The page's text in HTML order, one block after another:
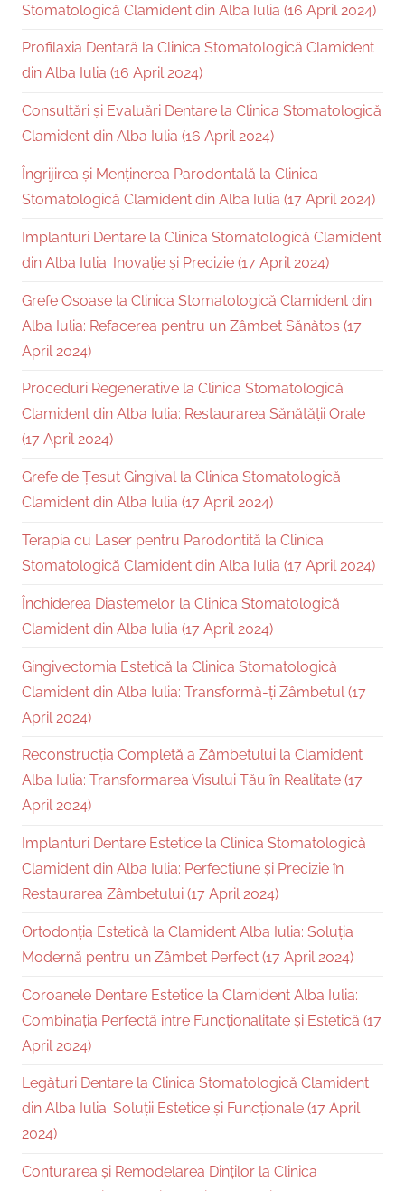
Stomatologică Clamident din Alba Iulia (16 April 2024)
Profilaxia Dentară la Clinica Stomatologică Clamident
din Alba Iulia (16 April 2024)
Consultări și Evaluări Dentare la Clinica Stomatologică
Clamident din Alba Iulia (16 April 2024)
Îngrijirea și Menținerea Parodontală la Clinica
Stomatologică Clamident din Alba Iulia (17 April 2024)
Implanturi Dentare la Clinica Stomatologică Clamident
din Alba Iulia: Inovație și Precizie (17 April 2024)
Grefe Osoase la Clinica Stomatologică Clamident din
Alba Iulia: Refacerea pentru un Zâmbet Sănătos (17
April 2024)
Proceduri Regenerative la Clinica Stomatologică
Clamident din Alba Iulia: Restaurarea Sănătății Orale
(17 April 2024)
Grefe de Țesut Gingival la Clinica Stomatologică
Clamident din Alba Iulia (17 April 2024)
Terapia cu Laser pentru Parodontită la Clinica
Stomatologică Clamident din Alba Iulia (17 April 2024)
Închiderea Diastemelor la Clinica Stomatologică
Clamident din Alba Iulia (17 April 2024)
Gingivectomia Estetică la Clinica Stomatologică
Clamident din Alba Iulia: Transformă-ți Zâmbetul (17
April 2024)
Reconstrucția Completă a Zâmbetului la Clamident
Alba Iulia: Transformarea Visului Tău în Realitate (17
April 2024)
Implanturi Dentare Estetice la Clinica Stomatologică
Clamident din Alba Iulia: Perfecțiune și Precizie în
Restaurarea Zâmbetului (17 April 2024)
Ortodonția Estetică la Clamident Alba Iulia: Soluția
Modernă pentru un Zâmbet Perfect (17 April 2024)
Coroanele Dentare Estetice la Clamident Alba Iulia:
Combinația Perfectă între Funcționalitate și Estetică (17
April 2024)
Legături Dentare la Clinica Stomatologică Clamident
din Alba Iulia: Soluții Estetice și Funcționale (17 April
2024)
Conturarea și Remodelarea Dinților la Clinica